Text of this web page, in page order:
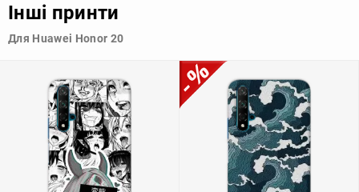
Узагалі, чохол для телефону - це дуже корисний аксесуар, який
допомагає захистити ваш пристрій, зберегти його цінність і
Інші принти
Для Huawei Honor 20